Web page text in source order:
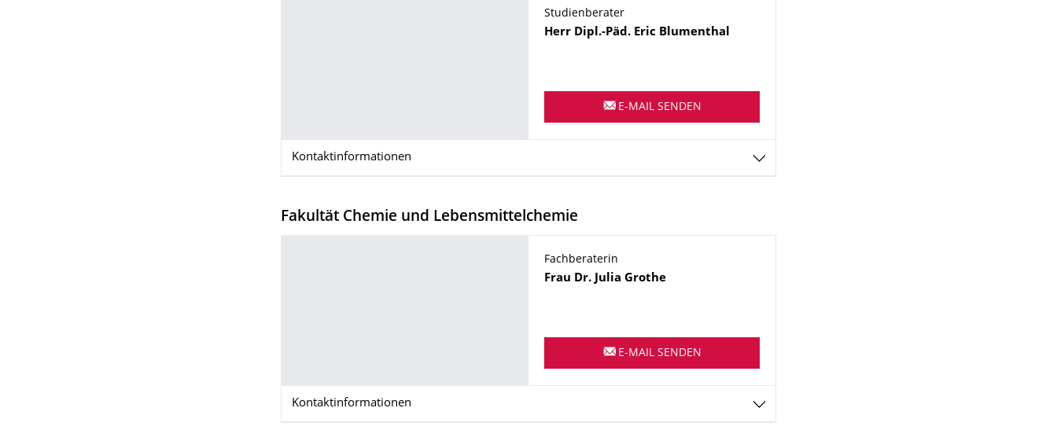
Name
Studienberater
Herr Dipl.-Päd. Eric Blumenthal
E-MAIL SENDEN
Kontaktinformationen
Fakultät Chemie und Lebensmittelchemie
Name
Fachberaterin
Frau Dr. Julia Grothe
E-MAIL SENDEN
Kontaktinformationen